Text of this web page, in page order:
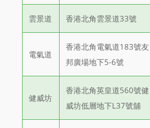
雲景道 香港北角雲景道33號
電氣道
香港北角電氣道183號友
邦廣場地下5-6號
健威坊
香港北角英皇道560號健
威坊低層地下L37號舖